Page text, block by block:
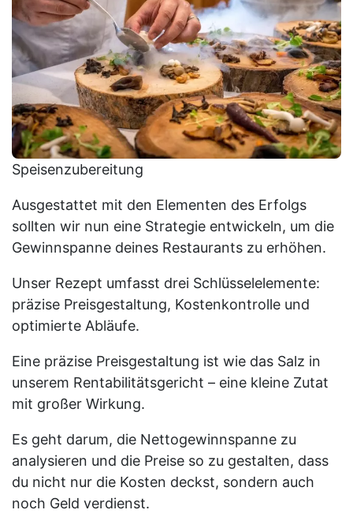
Speisenzubereitung
Ausgestattet mit den Elementen des Erfolgs
sollten wir nun eine Strategie entwickeln, um die
Gewinnspanne deines Restaurants zu erhöhen.
Unser Rezept umfasst drei Schlüsselelemente:
präzise Preisgestaltung, Kostenkontrolle und
optimierte Abläufe.
Eine präzise Preisgestaltung ist wie das Salz in
unserem Rentabilitätsgericht – eine kleine Zutat
mit großer Wirkung.
Es geht darum, die Nettogewinnspanne zu
analysieren und die Preise so zu gestalten, dass
du nicht nur die Kosten deckst, sondern auch
noch Geld verdienst.